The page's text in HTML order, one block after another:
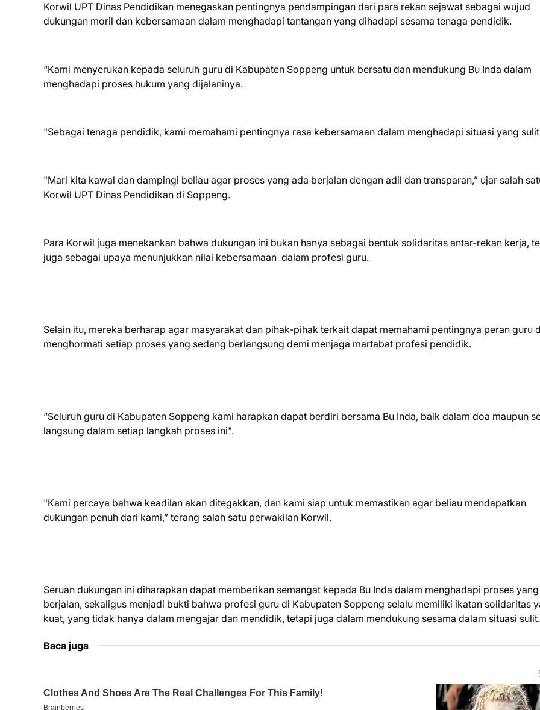
Korwil UPT Dinas Pendidikan menegaskan pentingnya pendampingan dari para rekan sejawat sebagai wujud
dukungan moril dan kebersamaan dalam menghadapi tantangan yang dihadapi sesama tenaga pendidik.
“Kami menyerukan kepada seluruh guru di Kabupaten Soppeng untuk bersatu dan mendukung Bu Inda dalam
menghadapi proses hukum yang dijalaninya.
"Sebagai tenaga pendidik, kami memahami pentingnya rasa kebersamaan dalam menghadapi situasi yang
"Mari kita kawal dan dampingi beliau agar proses yang ada berjalan dengan adil dan transparan,” ujar salah
Korwil UPT Dinas Pendidikan di Soppeng.
Para Korwil juga menekankan bahwa dukungan ini bukan hanya sebagai bentuk solidaritas antar-rekan kerja,
juga sebagai upaya menunjukkan nilai kebersamaan dalam profesi guru.
Selain itu, mereka berharap agar masyarakat dan pihak-pihak terkait dapat memahami pentingnya peran guru
menghormati setiap proses yang sedang berlangsung demi menjaga martabat profesi pendidik.
“Seluruh guru di Kabupaten Soppeng kami harapkan dapat berdiri bersama Bu Inda, baik dalam doa maupun
langsung dalam setiap langkah proses ini".
"Kami percaya bahwa keadilan akan ditegakkan, dan kami siap untuk memastikan agar beliau mendapatkan
dukungan penuh dari kami,” terang salah satu perwakilan Korwil.
Seruan dukungan ini diharapkan dapat memberikan semangat kepada Bu Inda dalam menghadapi proses yang
berjalan, sekaligus menjadi bukti bahwa profesi guru di Kabupaten Soppeng selalu memiliki ikatan solidaritas
kuat, yang tidak hanya dalam mengajar dan mendidik, tetapi juga dalam mendukung sesama dalam situasi sulit.
Baca juga